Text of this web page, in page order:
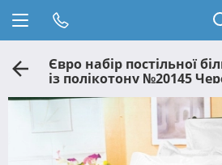
Євро набір постільної
із полікотону №20145